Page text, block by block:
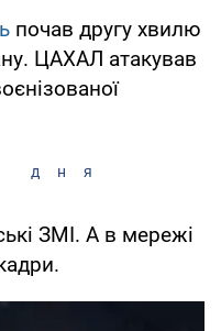
почав другу хвилю
ЦАХАЛ атакував
дня
ЗМІ. А в мережі